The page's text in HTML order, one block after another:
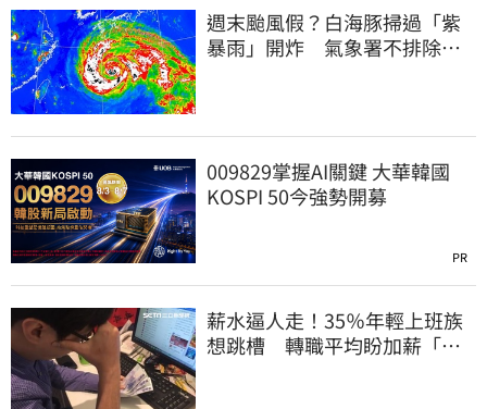
週末颱風假？白海豚掃過「紫
暴雨」開炸 氣象署不排除發
009829掌握AI關鍵 大華韓國
KOSPI 50今強勢開募
PR
薪水逼人走！35％年輕上班族
想跳槽 轉職平均盼加薪「破